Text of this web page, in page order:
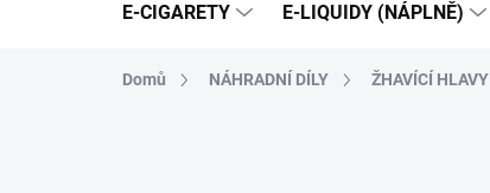
E-CIGARETY E-LIQUIDY (NÁPLNĚ)
Domů NÁHRADNÍ DÍLY ŽHAVÍCÍ HLAVY